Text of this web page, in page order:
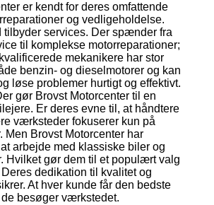
er kendt for deres omfattende
og vedligeholdelse.
tilbyder services. Der spænder fra
til komplekse motorreparationer;
mekanikere har stor
benzin- og dieselmotorer og kan
løse problemer hurtigt og effektivt.
gør Brovst Motorcenter til en
Er deres evne til, at håndtere
værksteder fokuserer kun på
Men Brovst Motorcenter har
arbejde med klassiske biler og
Hvilket gør dem til et populært valg
dedikation til kvalitet og
At hver kunde får den bedste
besøger værkstedet.